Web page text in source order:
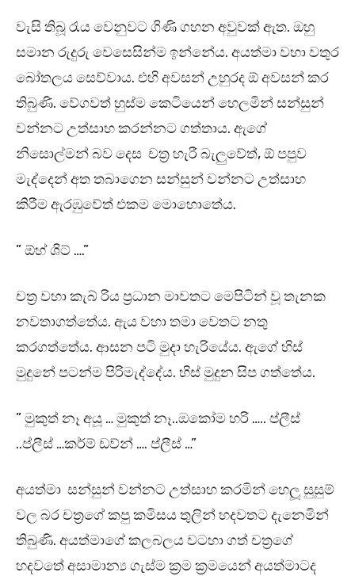
වැසි තිබූ රැය වෙනුවට ගිණි ගහන අවුවක් ඇත. ඔහු
සමාන රුදුරු වෙසෙසින්ම ඉන්නේය. අයත්මා වහා වතුර
බෝතලය සෙව්වාය. එහි අවසන් උහුරද ඕ අවසන් කර
තිබුණි. වේගවත් හුස්ම කෙටියෙන් හෙලමින් සන්සුන්
වන්නට උත්සාහ කරන්නට ගත්තාය. ඇගේ
නිසොල්මන් බව දෙස චත්‍ර හැරී බැලුවේත්, ඕ පපුව
මැද්දෙන් අත තබාගෙන සන්සුන් වන්නට උත්සාහ
කිරීම ඇරඹුවේත් එකම මොහොතේය.
” ඕහ් ශිට් ….”
චත්‍ර වහා කැබ් රිය ප්‍රධාන මාවතට මෙපිටින් වූ තැනක
නවතාගත්තේය. ඇය වහා තමා වෙතට නතු
කරගත්තේය. ආසන පටි මුදා හැරියේය. ඇගේ හිස්
මුදුනේ පටන්ම පිරිමැද්දේය. හිස් මුදුන සිප ගත්තේය.
” මුකුත් නෑ අයූ … මුකුත් නෑ..ඔකෝම හරි ….. ප්ලීස්
..ප්ලීස් …කර්ම් ඩව්න් …. ප්ලීස් …”
අයත්මා සන්සුන් වන්නට උත්සාහ කරමින් හෙලූ සුසුම්
වල බර චත්‍රගේ කපු කමිසය තුලින් හදවතට දැනෙමින්
තිබුණි. අයත්මාගේ කලබලය වටහා ගත් චත්‍රගේ
හදවතේ අසාමාන්‍ය ගැස්ම ක්‍රම ක්‍රමයෙන් අයත්මාටද